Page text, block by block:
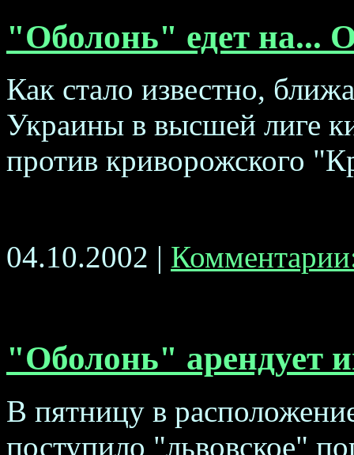
"Оболонь" едет на...
Как стало известно,
Украины в высшей лиге
против криворожского
04.10.2002 |
"Оболонь" арендует
В пятницу в
поступило "львовское"